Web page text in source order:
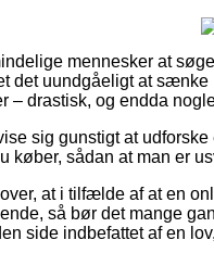
mennesker at
det uundgåeligt at
– drastisk, og endda
sig gunstigt at
køber, sådan at man er
at i tilfælde af at en
så bør det mange
side indbefattet af en